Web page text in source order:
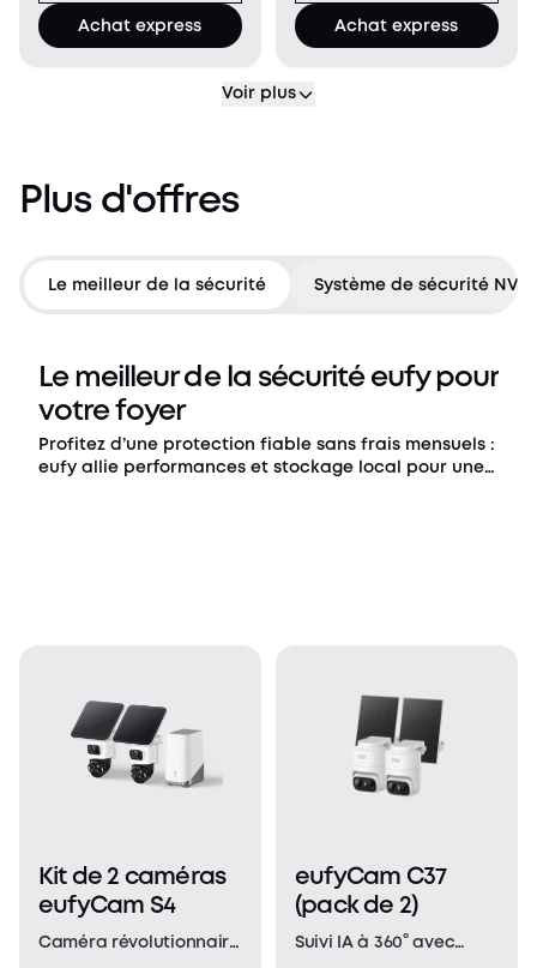
morts avec une seule
caméra. Le suivi
Achat express
votre eufyCam S4, afin
d'activer les
d'enregistremen
Achat express
Voir plus
Plus d'offres
Le meilleur de la sécurité Système de sécurité NVR
Le meilleur de la sécurité eufy pour
votre foyer
Profitez d’une protection fiable sans frais mensuels :
eufy allie performances et stockage local pour une
Kit de 2 caméras
eufyCam S4
Caméra révolutionnaire
eufyCam C37
(pack de 2)
Suivi IA à 360° avec